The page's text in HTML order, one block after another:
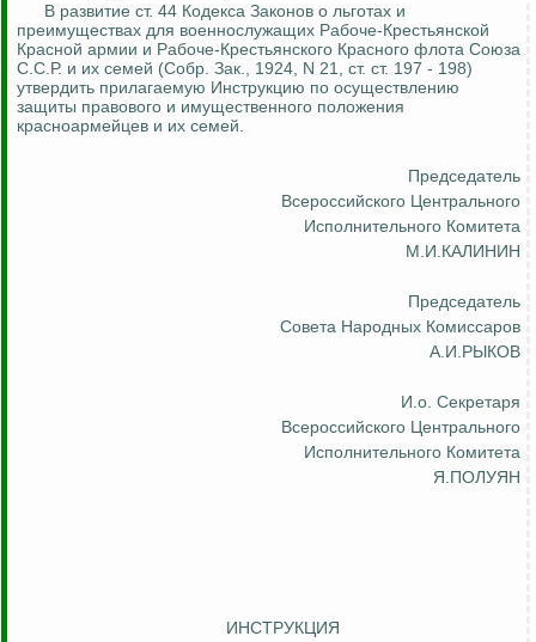
В развитие ст. 44 Кодекса Законов о льготах и
преимуществах для военнослужащих Рабоче-Крестьянской
Красной армии и Рабоче-Крестьянского Красного флота Союза
С.С.Р. и их семей (Собр. Зак., 1924, N 21, ст. ст. 197 - 198)
утвердить прилагаемую Инструкцию по осуществлению
защиты правового и имущественного положения
красноармейцев и их семей.
Председатель
Всероссийского Центрального
Исполнительного Комитета
М.И.КАЛИНИН
Председатель
Совета Народных Комиссаров
А.И.РЫКОВ
И.о. Секретаря
Всероссийского Центрального
Исполнительного Комитета
Я.ПОЛУЯН
ИНСТРУКЦИЯ